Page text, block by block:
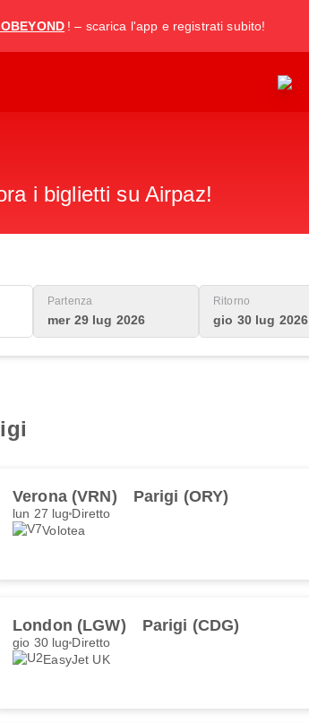
! – scarica l'app e registrati subito!
i biglietti su Airpaz!
Partenza
mer 29 lug 2026
Ritorno
gio 30 lug 2026
Verona (VRN) Parigi (ORY)
lun 27 lug Diretto
Volotea
London (LGW) Parigi (CDG)
gio 30 lug Diretto
EasyJet UK